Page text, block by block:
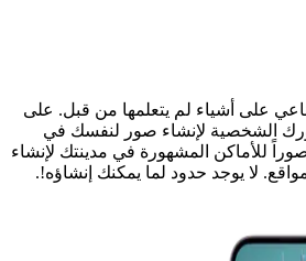
على أشياء لم يتعلمها من قبل. على
الشخصية لإنشاء صور لنفسك في
للأماكن المشهورة في مدينتك لإنشاء
لا يوجد حدود لما يمكنك إنشاؤه!.